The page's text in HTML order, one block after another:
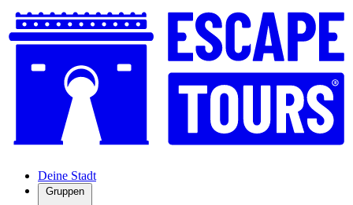
Deine Stadt
Gruppen